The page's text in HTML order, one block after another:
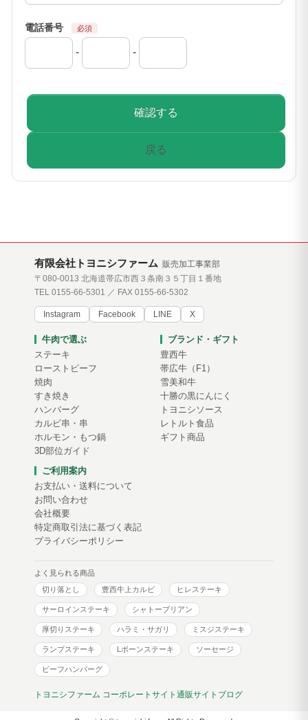
電話番号
- -
戻る
確認する
有限会社トヨニシファーム 販売加工事業部
〒080-0013 北海道帯広市西３条南３５丁目１番地
TEL 0155-66-5301 ／ FAX 0155-66-5302
Instagram Facebook LINE X
牛肉で選ぶ
ステーキ
ローストビーフ
焼肉
すき焼き
ハンバーグ
カルビ串・串
ホルモン・もつ鍋
3D部位ガイド
ブランド・ギフト
豊西牛
帯広牛（F1）
雪美和牛
十勝の黒にんにく
トヨニシソース
レトルト食品
ギフト商品
ご利用案内
お支払い・送料について
お問い合わせ
会社概要
特定商取引法に基づく表記
プライバシーポリシー
よく見られる商品
切り落とし
豊西牛上カルビ ヒレステーキ
サーロインステーキ シャトーブリアン
厚切りステーキ ハラミ・サガリ ミスジステーキ
ランプステーキ Lボーンステーキ ソーセージ
ビーフハンバーグ
トヨニシファーム コーポレートサイト 通販サイトブログ